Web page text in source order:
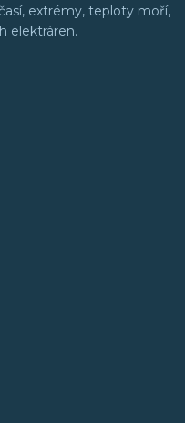
extrémy, teploty moří,
elektráren.